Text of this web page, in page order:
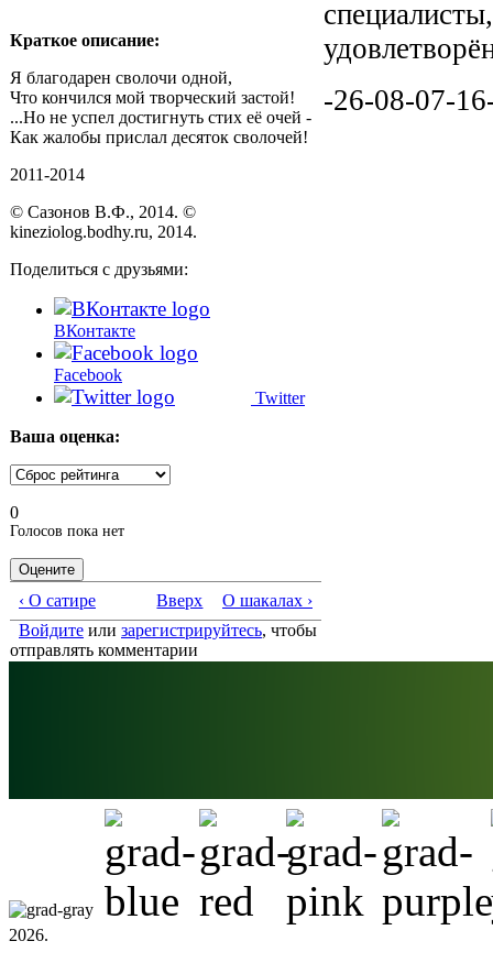
Краткое описание:
Я благодарен сволочи одной,
Что кончился мой творческий застой!
...Но не успел достигнуть стих её очей -
Как жалобы прислал десяток сволочей!
2011-2014
© Сазонов В.Ф., 2014. ©
kineziolog.bodhy.ru, 2014.
Поделиться с друзьями:
ВКонтакте
Facebook
Twitter
Ваша оценка:
0
Голосов пока нет
‹ О сатире Вверх
О шакалах ›
Войдите или зарегистрируйтесь, чтобы
отправлять комментарии
-26-08-07-
2026.